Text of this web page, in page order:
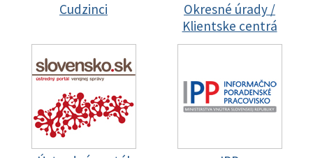
Cudzinci
Okresné úrady /
Klientske centrá